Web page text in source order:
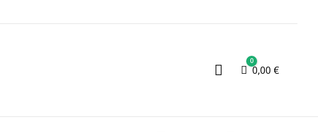
 Warenkorb
0
0,00 €